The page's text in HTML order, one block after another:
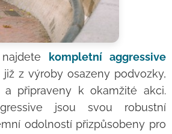
kompletní aggressive
z výroby osazeny podvozky,
připraveny k okamžité akci.
jsou svou robustní
odolností přizpůsobeny pro